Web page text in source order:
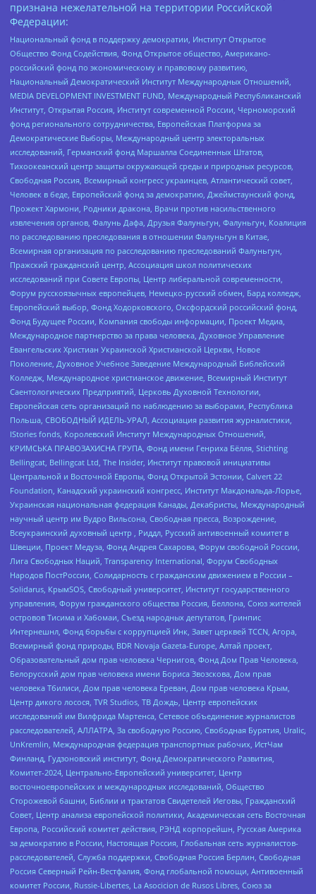
признана нежелательной на территории Российской
Федерации:
Национальный фонд в поддержку демократии, Институт Открытое
Общество Фонд Содействия, Фонд Открытое общество, Американо-
российский фонд по экономическому и правовому развитию,
Национальный Демократический Институт Международных Отношений,
MEDIA DEVELOPMENT INVESTMENT FUND, Международный Республиканский
Институт, Открытая Россия, Институт современной России, Черноморский
фонд регионального сотрудничества, Европейская Платформа за
Демократические Выборы, Международный центр электоральных
исследований, Германский фонд Маршалла Соединенных Штатов,
Тихоокеанский центр защиты окружающей среды и природных ресурсов,
Свободная Россия, Всемирный конгресс украинцев, Атлантический совет,
Человек в беде, Европейский фонд за демократию, Джеймстаунский фонд,
Прожект Хармони, Родники дракона, Врачи против насильственного
извлечения органов, Фалунь Дафа, Друзья Фалуньгун, Фалуньгун, Коалиция
по расследованию преследования в отношении Фалуньгун в Китае,
Всемирная организация по расследованию преследований Фалуньгун,
Пражский гражданский центр, Ассоциация школ политических
исследований при Совете Европы, Центр либеральной современности,
Форум русскоязычных европейцев, Немецко-русский обмен, Бард колледж,
Европейский выбор, Фонд Ходорковского, Оксфордский российский фонд,
Фонд Будущее России, Компания свободы информации, Проект Медиа,
Международное партнерство за права человека, Духовное Управление
Евангельских Христиан Украинской Христианской Церкви, Новое
Поколение, Духовное Учебное Заведение Международный Библейский
Колледж, Международное христианское движение, Всемирный Институт
Саентологических Предприятий, Церковь Духовной Технологии,
Европейская сеть организаций по наблюдению за выборами, Республика
Польша, СВОБОДНЫЙ ИДЕЛЬ-УРАЛ, Ассоциация развития журналистики,
IStories fonds, Королевский Институт Международных Отношений,
КРИМСЬКА ПРАВОЗАХИСНА ГРУПА, Фонд имени Генриха Бёлля, Stichting
Bellingcat, Bellingcat Ltd, The Insider, Институт правовой инициативы
Центральной и Восточной Европы, Фонд Открытой Эстонии, Calvert 22
Foundation, Канадский украинский конгресс, Институт Макдональда-Лорье,
Украинская национальная федерация Канады, Декабристы, Международный
научный центр им Вудро Вильсона, Свободная пресса, Возрождение,
Всеукраинский духовный центр , Риддл, Русский антивоенный комитет в
Швеции, Проект Медуза, Фонд Андрея Сахарова, Форум свободной России,
Лига Свободных Наций, Transparеncy International, Форум Свободных
Народов ПостРоссии, Солидарность с гражданским движением в России –
Solidarus, КрымSOS, Свободный университет, Институт государственного
управления, Форум гражданского общества Россия, Беллона, Союз жителей
островов Тисима и Хабомаи, Съезд народных депутатов, Гринпис
Интернешнл, Фонд борьбы с коррупцией Инк, Завет церквей TCCN, Агора,
Всемирный фонд природы, BDR Novaja Gazeta-Europe, Алтай проект,
Образовательный дом прав человека Чернигов, Фонд Дом Прав Человека,
Белорусский дом прав человека имени Бориса Звозскова, Дом прав
человека Тбилиси, Дом прав человека Ереван, Дом прав человека Крым,
Центр дикого лосося, TVR Studios, ТВ Дождь, Центр европейских
исследований им Вилфрида Мартенса, Сетевое объединение журналистов
расследователей, АЛЛАТРА, За свободную Россию, Свободная Бурятия, Uralic,
UnKremlin, Международная федерация транспортных рабочих, ИстЧам
Финланд, Гудзоновский институт, Фонд Демократического Развития,
Комитет-2024, Центрально-Европейский университет, Центр
восточноевропейских и международных исследований, Общество
Сторожевой башни, Библии и трактатов Свидетелей Иеговы, Гражданский
Совет, Центр анализа европейской политики, Академическая сеть Восточная
Европа, Российский комитет действия, РЭНД корпорейшн, Русская Америка
за демократию в России, Настоящая Россия, Глобальная сеть журналистов-
расследователей, Служба поддержки, Свободная Россия Берлин, Свободная
Россия Северный Рейн-Вестфалия, Фонд глобальной помощи, Антивоенный
комитет России, Russie-Libertes, La Asocicion de Rusos Libres, Союз за